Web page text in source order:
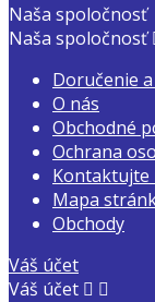
Naša spoločnosť
Naša spoločnosť
Doručenie
O nás
Obchodné
Ochrana
Kontaktujte
Mapa
Obchody
Váš účet
Váš účet  